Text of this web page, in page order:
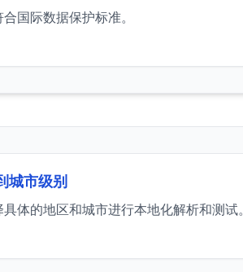
国际数据保护标准。
城市级别
体的地区和城市进行本地化解析和测试。